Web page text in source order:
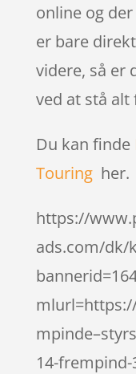
online og
er bare
videre, så er
ved at stå
Du kan finde
Touringher.
https://
ads.com/dk/
14-